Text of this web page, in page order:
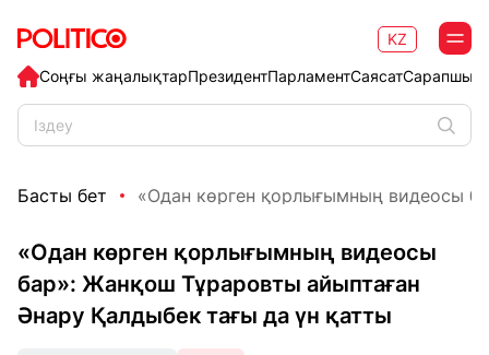
Соңғы жаңалықтарПрезидентПарламентСаясат
KZ
Басты бет «Одан көрген қорлығымның видеосы
«Одан көрген қорлығымның видеосы
бар»: Жанқош Тұраровты айыптаған
Әнару Қалдыбек тағы да үн қатты